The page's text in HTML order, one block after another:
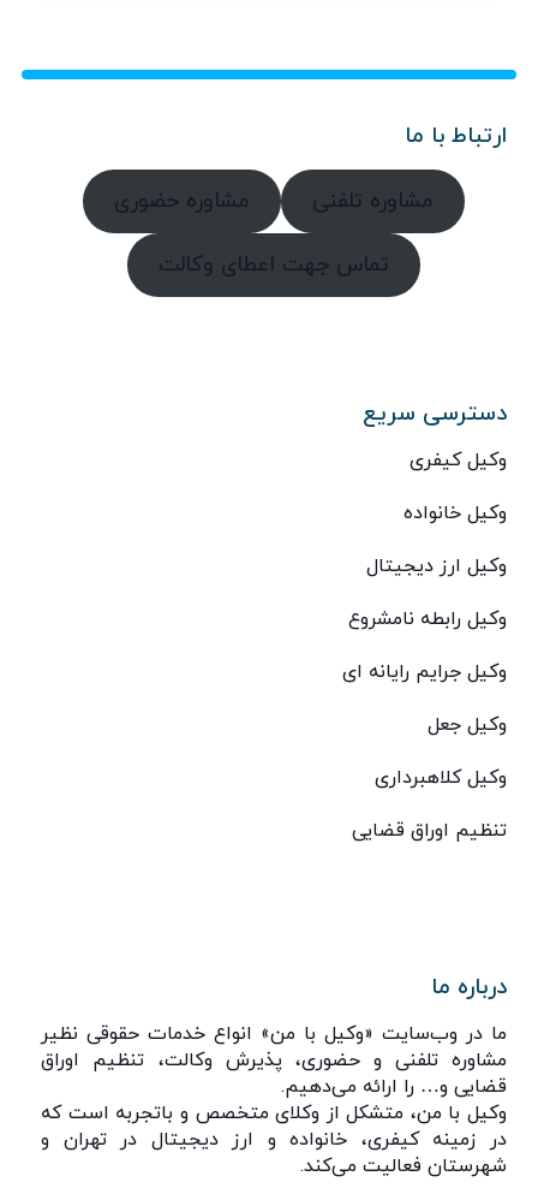
ارتباط با ما
مشاوره تلفنی مشاوره حضوری
تماس جهت اعطای وکالت
دسترسی سریع
وکیل کیفری
وکیل خانواده
وکیل ارز دیجیتال
وکیل رابطه نامشروع
وکیل جرایم رایانه ای
وکیل جعل
وکیل کلاهبرداری
تنظیم اوراق قضایی
درباره ما
ما در وب‌سایت «وکیل با من» انواع خدمات حقوقی نظیر
مشاوره تلفنی و حضوری، پذیرش وکالت، تنظیم اوراق
قضایی و… را ارائه می‌دهیم.
وکیل با من، متشکل از وکلای متخصص و باتجربه است که
در زمینه کیفری، خانواده و ارز دیجیتال در تهران و
شهرستان فعالیت می‌کند.